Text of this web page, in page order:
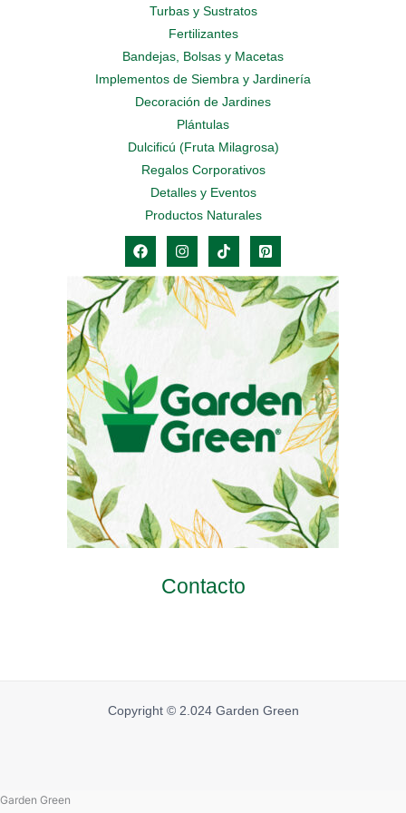
Turbas y Sustratos
Fertilizantes
Bandejas, Bolsas y Macetas
Implementos de Siembra y Jardinería
Decoración de Jardines
Plántulas
Dulcificú (Fruta Milagrosa)
Regalos Corporativos
Detalles y Eventos
Productos Naturales
Contacto
Copyright © 2.024 Garden Green
Garden Green